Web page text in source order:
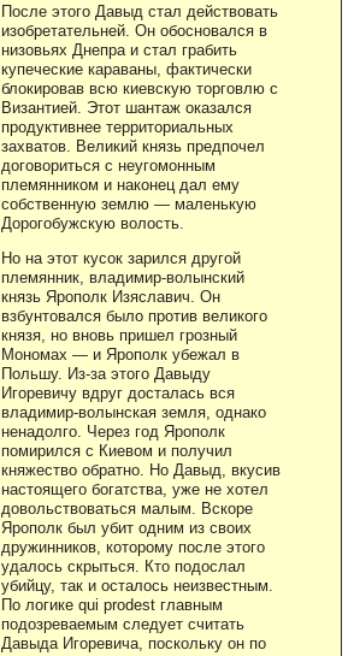
После этого Давыд стал действовать
изобретательней. Он обосновался в
низовьях Днепра и стал грабить
купеческие караваны, фактически
блокировав всю киевскую торговлю с
Византией. Этот шантаж оказался
продуктивнее территориальных
захватов. Великий князь предпочел
договориться с неугомонным
племянником и наконец дал ему
собственную землю — маленькую
Дорогобужскую волость.
Но на этот кусок зарился другой
племянник, владимир-волынский
князь Ярополк Изяславич. Он
взбунтовался было против великого
князя, но вновь пришел грозный
Мономах — и Ярополк убежал в
Польшу. Из-за этого Давыду
Игоревичу вдруг досталась вся
владимир-волынская земля, однако
ненадолго. Через год Ярополк
помирился с Киевом и получил
княжество обратно. Но Давыд, вкусив
настоящего богатства, уже не хотел
довольствоваться малым. Вскоре
Ярополк был убит одним из своих
дружинников, которому после этого
удалось скрыться. Кто подослал
убийцу, так и осталось неизвестным.
По логике qui prodest главным
подозреваемым следует считать
Давыда Игоревича, поскольку он по